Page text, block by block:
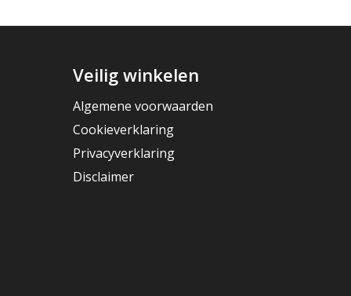
Veilig winkelen
Algemene voorwaarden
Cookieverklaring
Privacyverklaring
Disclaimer